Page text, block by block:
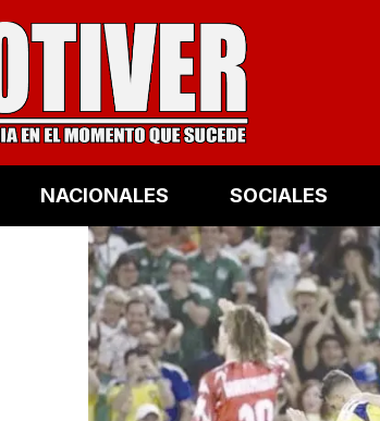
NACIONALES SOCIALES